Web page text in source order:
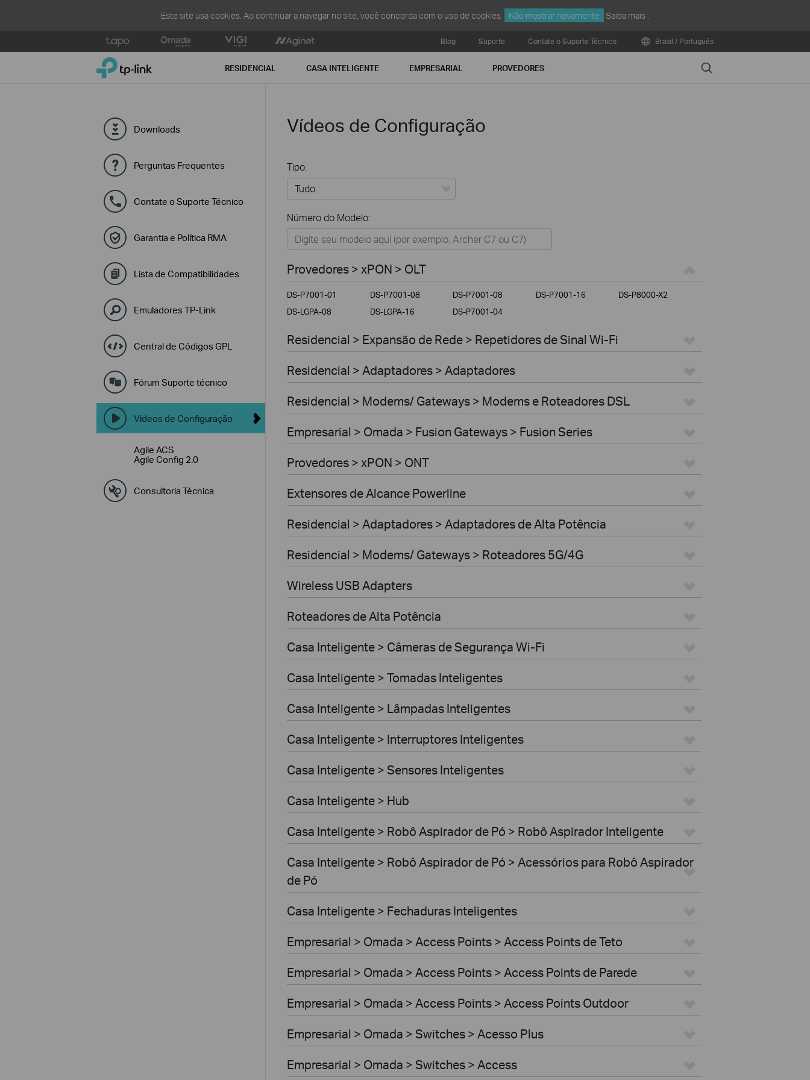
Este site usa cookies. Ao continuar a navegar no site, você concorda com o uso de cookies. Não mostrar novamente Saiba mais
to
Blog Suporte Contate o Suporte Técnico Brasil / Português
TP-Link, Reliably Smart RESIDENCIAL CASA INTELIGENTE EMPRESARIAL PROVEDORES Search
Downloads
Perguntas Frequentes
Contate o Suporte Técnico
Garantia e Política RMA
Lista de Compatibilidades
Emuladores TP-Link
Central de Códigos GPL
Fórum Suporte técnico
Vídeos de Configuração
Agile ACS
Agile Config 2.0
Consultoria Técnica
Vídeos de Configuração
Tipo:
Residencial
Casa Inteligente
Empresarial
Provedores
Número do Modelo:
Provedores > xPON > OLT
DS-P7001-01 DS-P7001-08 DS-P7001-08 DS-P7001-16
DS-P8000-X2
DS-LGPA-08
DS-LGPA-16 DS-P7001-04
Residencial > Expansão de Rede > Repetidores de Sinal Wi-Fi
Residencial > Adaptadores > Adaptadores
Residencial > Modems/ Gateways > Modems e Roteadores DSL
Empresarial > Omada > Fusion Gateways > Fusion Series
Provedores > xPON > ONT
Extensores de Alcance Powerline
Residencial > Adaptadores > Adaptadores de Alta Potência
Residencial > Modems/ Gateways > Roteadores 5G/4G
Wireless USB Adapters
Roteadores de Alta Potência
Casa Inteligente > Câmeras de Segurança Wi-Fi
Casa Inteligente > Tomadas Inteligentes
Casa Inteligente > Lâmpadas Inteligentes
Casa Inteligente > Interruptores Inteligentes
Casa Inteligente > Sensores Inteligentes
Casa Inteligente > Hub
Casa Inteligente > Robô Aspirador de Pó > Robô Aspirador Inteligente
Casa Inteligente > Robô Aspirador de Pó > Acessórios para Robô Aspirador
de Pó
Casa Inteligente > Fechaduras Inteligentes
Empresarial > Omada > Access Points > Access Points de Teto
Empresarial > Omada > Access Points > Access Points de Parede
Empresarial > Omada > Access Points > Access Points Outdoor
Empresarial > Omada > Switches > Acesso Plus
Empresarial > Omada > Switches > Access